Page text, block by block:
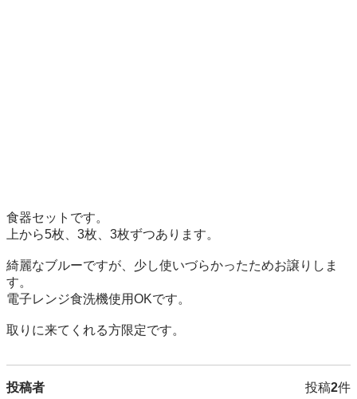
食器セットです。
上から5枚、3枚、3枚ずつあります。
綺麗なブルーですが、少し使いづらかったためお譲りしま
す。
電子レンジ食洗機使用OKです。
取りに来てくれる方限定です。
投稿者 投稿2件